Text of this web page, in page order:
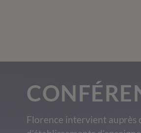
Florence intervient auprès